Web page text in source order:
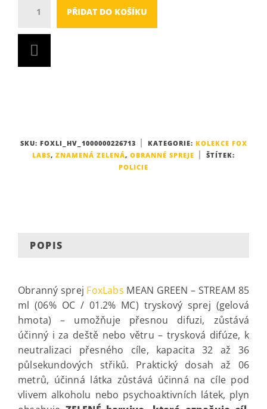
PŘIDAT DO KOŠÍKU
SKU: FOXLI_HV_1000000226713 KATEGORIE: KOLEKCE FOX
LABS, ZNAMENÁ ZELENÁ, OBRANNÉ SPREJE
ŠTÍTEK:
POLICIE
POPIS
Obranný sprej FoxLabs MEAN GREEN – STREAM 85
ml (06% OC / 01.2% MC) tryskový sprej (gelová
hmota) – umožňuje přesnou difuzi, zůstává
účinný i za deště nebo větru – trysková difúze, k
neutralizaci přesného cíle, kapacita 32 až 36
půlsekundových střiků. Praktický dosah až 06
metrů, účinná látka zůstává účinná na cíle pod
vlivem alkoholu nebo psychoaktivních látek, plyn